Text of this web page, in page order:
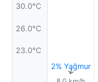
30.0°C
26.0°C
23.0°C
2% Yağmur
↑